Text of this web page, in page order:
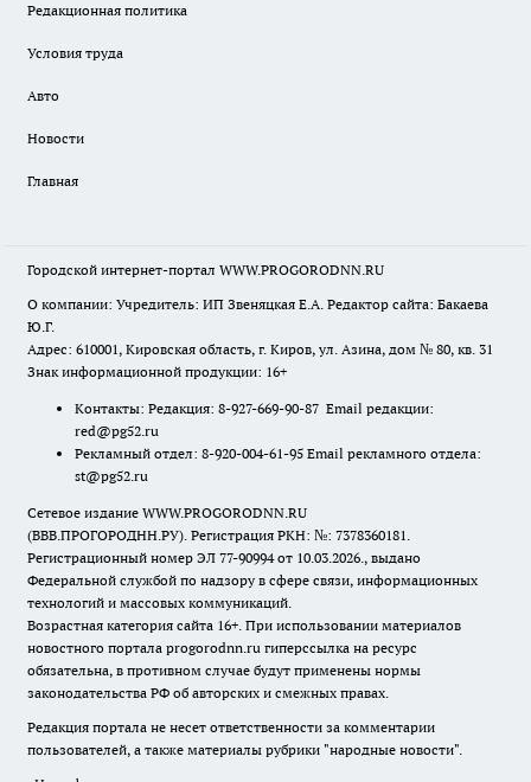
Редакционная политика
Условия труда
Авто
Новости
Главная
Городской интернет-портал WWW.PROGORODNN.RU
О компании: Учредитель: ИП Звеняцкая Е.А. Редактор сайта: Бакаева
Ю.Г.
Адрес: 610001, Кировская область, г. Киров, ул. Азина, дом № 80, кв. 31
Знак информационной продукции: 16+
Контакты: Редакция: 8-927-669-90-87 Email редакции:
red@pg52.ru
Рекламный отдел: 8-920-004-61-95 Email рекламного отдела:
st@pg52.ru
Сетевое издание WWW.PROGORODNN.RU
(ВВВ.ПРОГОРОДНН.РУ). Регистрация РКН: №: 7378360181.
Регистрационный номер ЭЛ 77-90994 от 10.03.2026., выдано
Федеральной службой по надзору в сфере связи, информационных
технологий и массовых коммуникаций.
Возрастная категория сайта 16+. При использовании материалов
новостного портала progorodnn.ru гиперссылка на ресурс
обязательна, в противном случае будут применены нормы
законодательства РФ об авторских и смежных правах.
Редакция портала не несет ответственности за комментарии
пользователей, а также материалы рубрики "народные новости".